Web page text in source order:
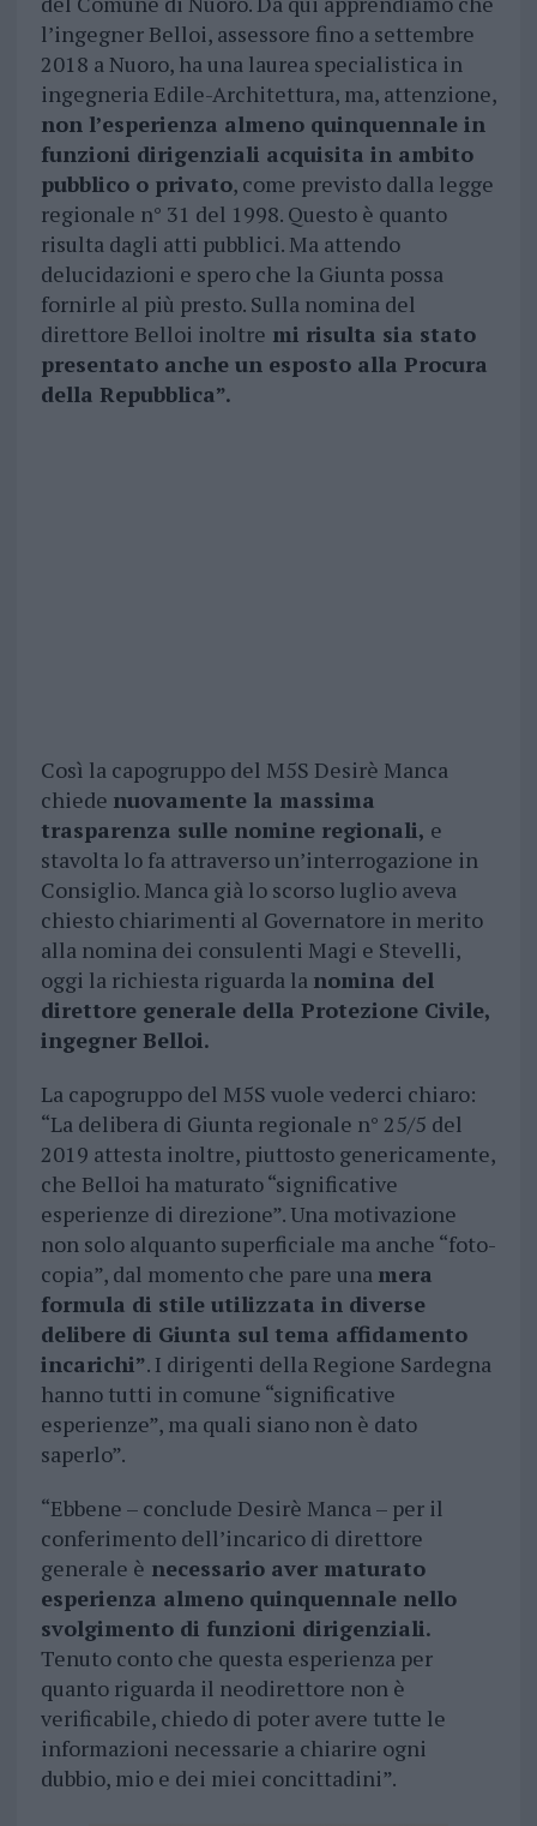
l’ingegner Belloi, assessore fino a settembre
2018 a Nuoro, ha una laurea specialistica in
ingegneria Edile-Architettura, ma, attenzione,
non l’esperienza almeno quinquennale in
funzioni dirigenziali acquisita in ambito
pubblico o privato, come previsto dalla legge
regionale n° 31 del 1998. Questo è quanto
risulta dagli atti pubblici. Ma attendo
delucidazioni e spero che la Giunta possa
fornirle al più presto. Sulla nomina del
direttore Belloi inoltre mi risulta sia stato
presentato anche un esposto alla Procura
della Repubblica”.
Così la capogruppo del M5S Desirè Manca
chiede nuovamente la massima
trasparenza sulle nomine regionali, e
stavolta lo fa attraverso un’interrogazione in
Consiglio. Manca già lo scorso luglio aveva
chiesto chiarimenti al Governatore in merito
alla nomina dei consulenti Magi e Stevelli,
oggi la richiesta riguarda la nomina del
direttore generale della Protezione Civile,
ingegner Belloi.
La capogruppo del M5S vuole vederci chiaro:
“La delibera di Giunta regionale n° 25/5 del
2019 attesta inoltre, piuttosto genericamente,
che Belloi ha maturato “significative
esperienze di direzione”. Una motivazione
non solo alquanto superficiale ma anche “foto-
copia”, dal momento che pare una mera
formula di stile utilizzata in diverse
delibere di Giunta sul tema affidamento
incarichi”. I dirigenti della Regione Sardegna
hanno tutti in comune “significative
esperienze”, ma quali siano non è dato
saperlo”.
“Ebbene – conclude Desirè Manca – per il
conferimento dell’incarico di direttore
generale è necessario aver maturato
esperienza almeno quinquennale nello
svolgimento di funzioni dirigenziali.
Tenuto conto che questa esperienza per
quanto riguarda il neodirettore non è
verificabile, chiedo di poter avere tutte le
informazioni necessarie a chiarire ogni
dubbio, mio e dei miei concittadini”.